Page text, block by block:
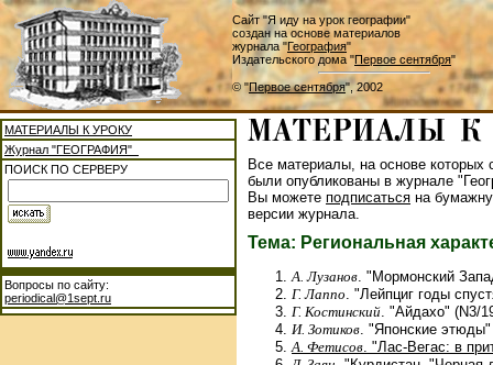
Сайт "Я иду на урок географии"
создан на основе материалов
журнала "География"
Издательского дома "Первое сентября"
© "Первое сентября", 2002
МАТЕРИАЛЫ К УРОКУ
Журнал "ГЕОГРАФИЯ"
ПОИСК ПО СЕРВЕРУ
Вопросы по сайту:
periodical@1sept.ru
Все материалы, на основе которых
были опубликованы в журнале
Вы можете подписаться на
версии журнала.
Тема: Региональная
А. Лузанов . "Мормонский
Г. Лаппо . "Лейпциг годы
Г. Костинский . "Айдахо" (N3/
И. Зотиков . "Японские
А. Фетисов . "Лас-Вегас: в